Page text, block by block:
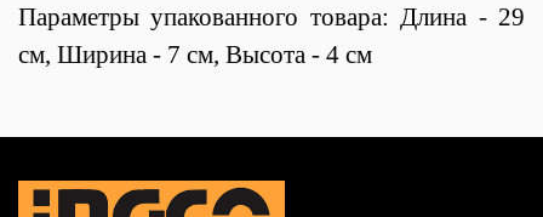
Параметры упакованного товара: Длина - 29
см, Ширина - 7 см, Высота - 4 см